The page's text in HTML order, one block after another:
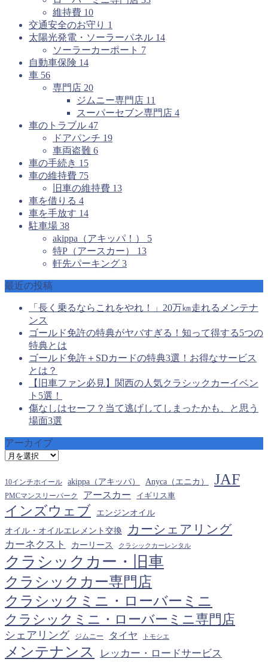
維持費 10
交通安全のお守り 1
太陽光発電・ソーラーパネル 14
ソーラーカーポート 7
自動車保険 14
車 56
専門店 20
ジムニー専門店 11
スーパーセブン専門店 4
車のトラブル 47
ドアパンチ 19
車両盗難 6
車の手続き 15
車の維持費 75
旧車の維持費 13
車を借りる 4
車を手放す 14
駐車場 38
akippa（アキッパ！） 5
特P（アースカー） 13
軒先パーキング 3
最近の投稿
「長く乗るならこれをやれ！」20万㎞走れるメンテナ
ンス
ゴールド免許の特典がヤバすぎる！知って得する5つの
特典とは
ゴールド免許＋SDカードの特典3選！お得なサービス
とは？
【旧車ファン必見】関西の人気クラシックカーイベン
ト5選！
傷なしはセーフ？当て逃げしてしまったかも、と思う
場面3選
アーカイブ
ア
カ
イ
ブ
10インチホイール akippa（アキッパ） Anyca（エニカ） JAF
PMCマンスリーパーク アースカー イギリス車
インズウェブ エンジンオイル
オイル・オイルエレメント交換 カーシェアリング
カーネクスト カーリース クラシックカーレンタル
クラシックカー・旧車
クラシックカー専門店
クラシックミニ・ローバーミニ
クラシックミニ・ローバーミニ専門店
シェアリング ジムニー タイヤ トモシエ
メンテナンス
レッカー・ロードサービス